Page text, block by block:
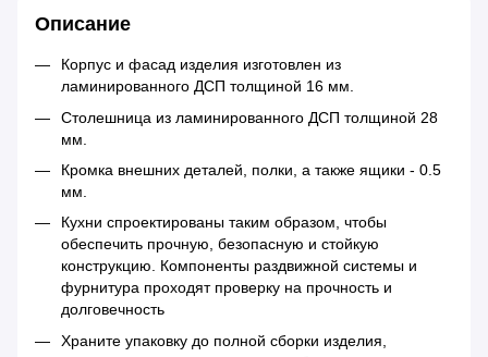
Описание
Корпус и фасад изделия изготовлен из
ламинированного ДСП толщиной 16 мм.
Столешница из ламинированного ДСП толщиной 28
мм.
Кромка внешних деталей, полки, а также ящики - 0.5
мм.
Кухни спроектированы таким образом, чтобы
обеспечить прочную, безопасную и стойкую
конструкцию. Компоненты раздвижной системы и
фурнитура проходят проверку на прочность и
долговечность
Храните упаковку до полной сборки изделия,